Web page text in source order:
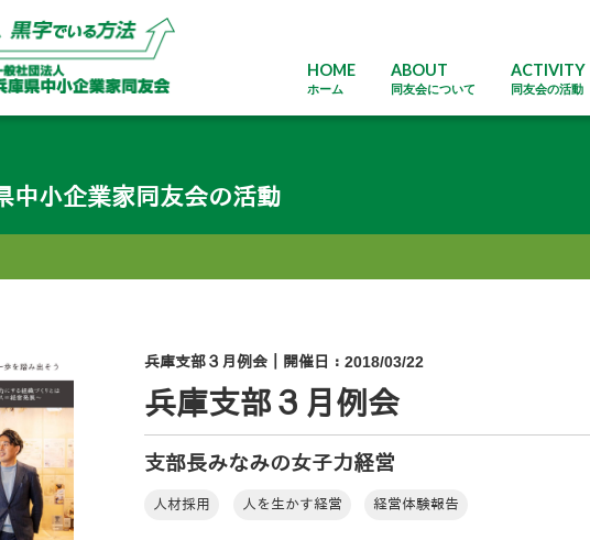
HOME
ホーム
ABOUT
同友会について
ACTIVITY
同友会の活動
中小企業家同友会の活動
兵庫支部３月例会｜開催日：2018/03/22
兵庫支部３月例会
支部長みなみの女子力経営
人材採用 人を生かす経営 経営体験報告